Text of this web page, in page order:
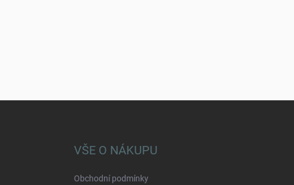
VŠE O NÁKUPU
Obchodní podmínky